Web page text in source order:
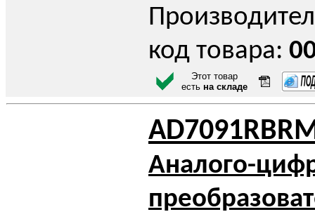
код товара:
Этот товар
есть на складе
Аналого-